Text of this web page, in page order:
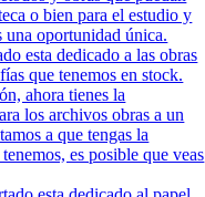
o bien para el estudio y
oportunidad única.
esta dedicado a las obras
que tenemos en stock.
ahora tienes la
los archivos obras a un
a que tengas la
es posible que veas